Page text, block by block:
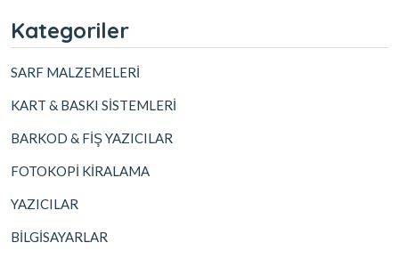
Kategoriler
SARF MALZEMELERİ
KART & BASKI SİSTEMLERİ
BARKOD & FİŞ YAZICILAR
FOTOKOPİ KİRALAMA
YAZICILAR
BİLGİSAYARLAR